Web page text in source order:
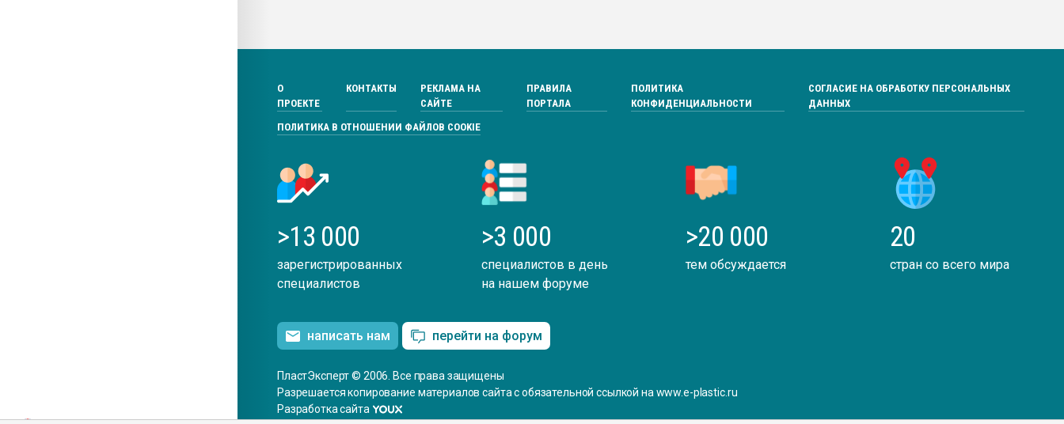
О
ПРОЕКТЕ
КОНТАКТЫ
РЕКЛАМА НА
САЙТЕ
ПРАВИЛА
ПОРТАЛА
ПОЛИТИКА
КОНФИДЕНЦИАЛЬНОСТИ
СОГЛАСИЕ НА ОБРАБОТКУ ПЕРСОНАЛЬНЫХ
ДАННЫХ
ПОЛИТИКА В ОТНОШЕНИИ ФАЙЛОВ COOKIE
>13 000
зарегистрированных
специалистов
>3 000
специалистов в день
на нашем форуме
>20 000
тем обсуждается
20
стран со всего мира
написать нам перейти на форум
ПластЭксперт © 2006. Все права защищены
Разрешается копирование материалов сайта с обязательной ссылкой на www.e-plastic.ru
Разработка сайта